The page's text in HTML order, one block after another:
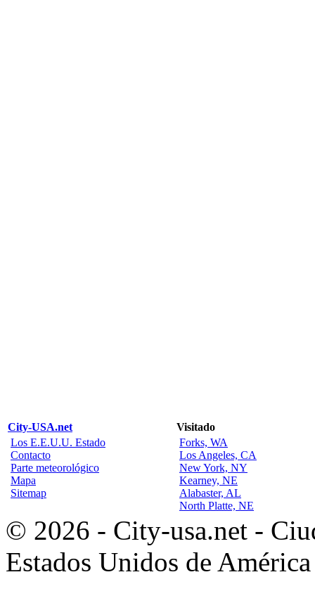
City-USA.net
Visitado
Los E.E.U.U. Estado
Contacto
Parte meteorológico
Mapa
Sitemap
Forks, WA
Los Angeles, CA
New York, NY
Kearney, NE
Alabaster, AL
North Platte, NE
© 2026 - City-usa.net -
Estados Unidos de América